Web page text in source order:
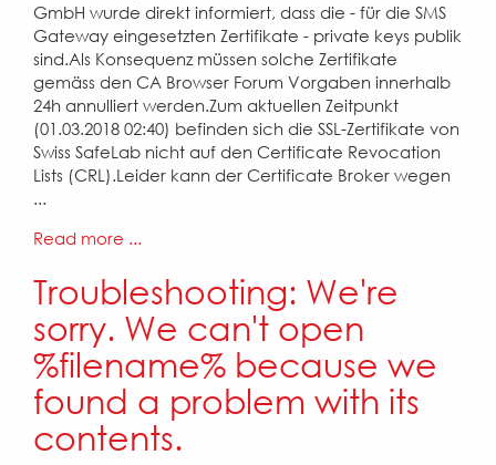
GmbH wurde direkt informiert, dass die - für die SMS
Gateway eingesetzten Zertifikate - private keys publik
sind.Als Konsequenz müssen solche Zertifikate
gemäss den CA Browser Forum Vorgaben innerhalb
24h annulliert werden.Zum aktuellen Zeitpunkt
(01.03.2018 02:40) befinden sich die SSL-Zertifikate von
Swiss SafeLab nicht auf den Certificate Revocation
Lists (CRL).Leider kann der Certificate Broker wegen
...
Read more ...
Troubleshooting: We're
sorry. We can't open
%filename% because we
found a problem with its
contents.